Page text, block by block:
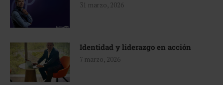
31 marzo, 2026
Identidad y liderazgo en acción
7 marzo, 2026